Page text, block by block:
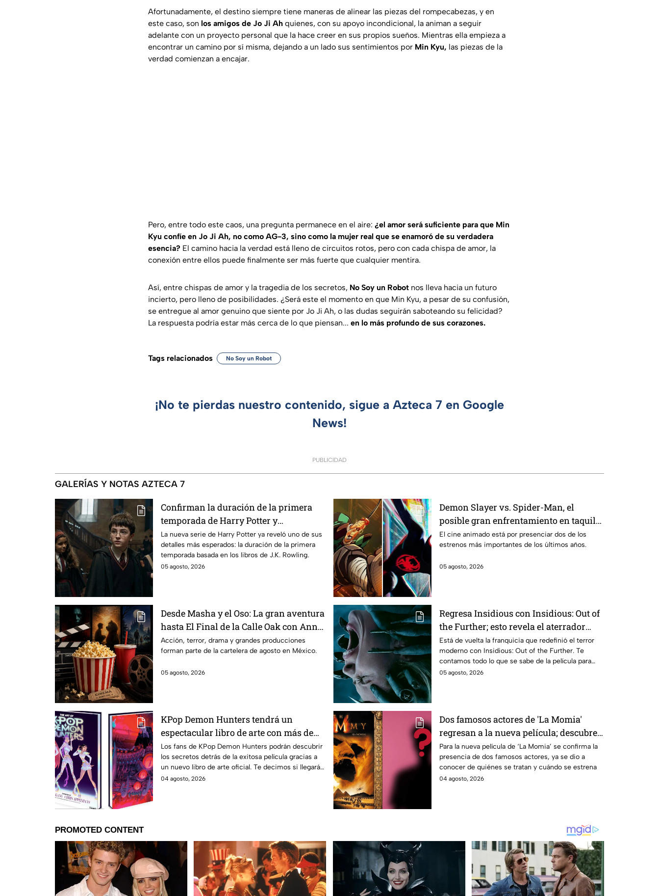
Afortunadamente, el destino siempre tiene maneras de alinear las piezas del rompecabezas, y en
este caso, son los amigos de Jo Ji Ah quienes, con su apoyo incondicional, la animan a seguir
adelante con un proyecto personal que la hace creer en sus propios sueños. Mientras ella empieza a
encontrar un camino por sí misma, dejando a un lado sus sentimientos por Min Kyu, las piezas de la
verdad comienzan a encajar.
Pero, entre todo este caos, una pregunta permanece en el aire: ¿el amor será suficiente para que Min
Kyu confíe en Jo Ji Ah, no como AG-3, sino como la mujer real que se enamoró de su verdadera
esencia? El camino hacia la verdad está lleno de circuitos rotos, pero con cada chispa de amor, la
conexión entre ellos puede finalmente ser más fuerte que cualquier mentira.
Así, entre chispas de amor y la tragedia de los secretos, No Soy un Robot nos lleva hacia un futuro
incierto, pero lleno de posibilidades. ¿Será este el momento en que Min Kyu, a pesar de su confusión,
se entregue al amor genuino que siente por Jo Ji Ah, o las dudas seguirán saboteando su felicidad?
La respuesta podría estar más cerca de lo que piensan... en lo más profundo de sus corazones.
Tags relacionados No Soy un Robot
¡No te pierdas nuestro contenido, sigue a Azteca 7 en Google
News!
PUBLICIDAD
GALERÍAS Y NOTAS AZTECA 7
Confirman la duración de la primera
temporada de Harry Potter y
emocionará a los fans de los libros
La nueva serie de Harry Potter ya reveló uno de sus
detalles más esperados: la duración de la primera
temporada basada en los libros de J.K. Rowling.
05 agosto, 2026
Demon Slayer vs. Spider-Man, el
posible gran enfrentamiento en taquilla
del 2027
El cine animado está por presenciar dos de los
estrenos más importantes de los últimos años.
05 agosto, 2026
Desde Masha y el Oso: La gran aventura
hasta El Final de la Calle Oak con Anne
Hathaway. Esta es la lista completa de
los estrenos en cines para agosto de
Acción, terror, drama y grandes producciones
forman parte de la cartelera de agosto en México.
05 agosto, 2026
Regresa Insidious con Insidious: Out of
the Further; esto revela el aterrador
primer tráiler
Está de vuelta la franquicia que redefinió el terror
moderno con Insidious: Out of the Further. Te
contamos todo lo que se sabe de la película para
que no te la pierdas.
05 agosto, 2026
KPop Demon Hunters tendrá un
espectacular libro de arte con más de
500 ilustraciones inéditas: ¿se venderá
en México?
Los fans de KPop Demon Hunters podrán descubrir
los secretos detrás de la exitosa película gracias a
un nuevo libro de arte oficial. Te decimos si llegará a
México.
04 agosto, 2026
Dos famosos actores de 'La Momia'
regresan a la nueva película; descubre
de quiénes se tratan
Para la nueva película de ‘La Momia’ se confirma la
presencia de dos famosos actores, ya se dio a
conocer de quiénes se tratan y cuándo se estrena
04 agosto, 2026